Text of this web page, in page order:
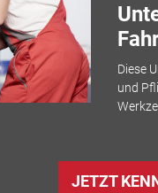
Diese
und
JETZT